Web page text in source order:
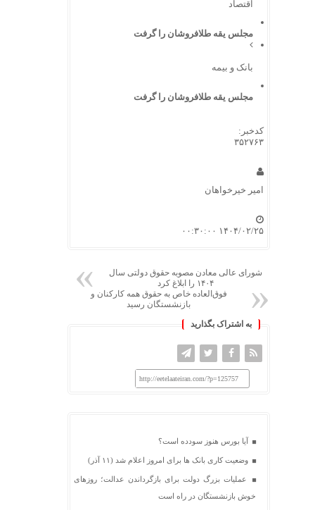
اقتصاد
مجلس یقه طلافروشان را گرفت
بانک و بیمه
مجلس یقه طلافروشان را گرفت
کدخبر:
۳۵۲۷۶۳
امیر خیرخواهان
۱۴۰۴/۰۲/۲۵ ۰۰:۳۰:۰۰
شورای عالی معادن مصوبه حقوق دولتی سال
۱۴۰۴ را ابلاغ کرد
فوق‌العاده خاص به حقوق همه کارکنان و
بازنشستگان رسید
به اشتراک بگذارید
http://eetelaateiran.com/?p=125757
آیا بورس هنوز سودده است؟
وضعیت کاری بانک ها برای امروز اعلام شد (۱۱ آذر)
عملیات بزرگ دولت برای بازگرداندن عدالت؛ روزهای
خوش بازنشستگان در راه است